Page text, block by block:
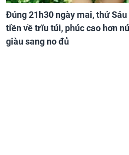
Đúng 21h30 ngày mai, thứ
tiền về trĩu túi, phúc cao hơn
giàu sang no đủ